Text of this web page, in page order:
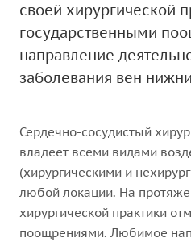
своей хирургической
государственными
направление
заболевания вен
Сердечно-сосудистый
владеет всеми видами
(хирургическими и
любой локации. На
хирургической практики
поощрениями. Любимое